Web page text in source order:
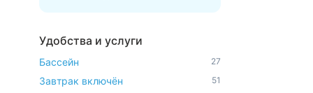
Удобства и услуги
Бассейн 27
Завтрак включён 51